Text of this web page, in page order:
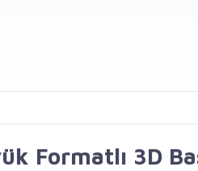
Formatlı 3D